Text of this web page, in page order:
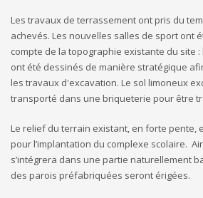
Les travaux de terrassement ont pris du
achevés. Les nouvelles salles de sport ont
compte de la topographie existante du site
ont été dessinés de manière stratégique
les travaux d'excavation. Le sol limoneux
transporté dans une briqueterie pour être
Le relief du terrain existant, en forte pente,
pour l’implantation du complexe scolaire.
s’intégrera dans une partie naturellement
des parois préfabriquées seront érigées.